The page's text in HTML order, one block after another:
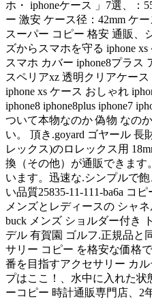
ホ・ iphoneケース 」7選、：
ー 激安 ケース径：42mm ケ
スーパー コピー 格安 通販、
ズからスマホを守る iphone xs
スマホ カバー iphone8プラス
スペリアxz 透明クリアケース
iphone xs ケース おしゃれ
iphone8 iphone8plus iphone7
ついて本物なのか 偽物 なの
い。 頂き.goyard ゴヤール 長
レックス)のロレックス用
換（その他）が通販できま
います。迅速な.シンプルで
い品質25835-11-111-ba6a コ
メンズとレディースの シャ
buck メンズ ショルダー付き
デル 有賀園 ゴルフ.正規品と
サリー コピー を格安な価格
番を目指すアクセサリー カ
プはここ！、水中に入れた
ーコピー 時計通販専門店、2